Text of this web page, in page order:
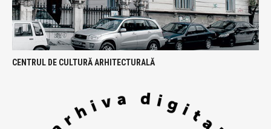
CENTRUL DE CULTURĂ ARHITECTURALĂ